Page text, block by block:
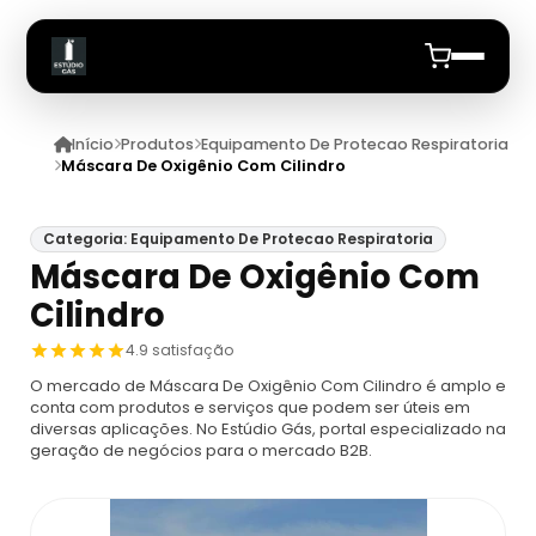
Início
Produtos
Equipamento De Protecao Respiratoria
Proteção Respiratória Para Espaço
Confinado
Cilindro De Ar Respiravel
Cilindro De Ar Respirável Drager
Cilindro De Oxigênio 100 Litros
Ar Mandado
Anuncie
Início Produtos Equipamento De Protecao Respiratoria
Máscara De Oxigênio Com Cilindro
Categoria: Equipamento De Protecao Respiratoria
Máscara De Oxigênio Com
Cilindro
4.9 satisfação
O mercado de Máscara De Oxigênio Com Cilindro é amplo e
conta com produtos e serviços que podem ser úteis em
diversas aplicações. No Estúdio Gás, portal especializado na
geração de negócios para o mercado B2B.